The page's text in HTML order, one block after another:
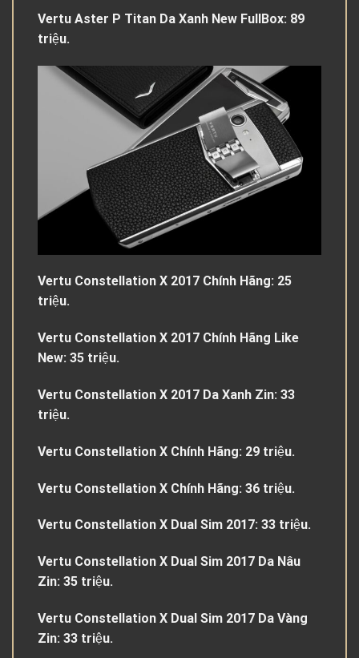
Vertu Aster P Titan Da Xanh New FullBox: 89
triệu.
Vertu Constellation X 2017 Chính Hãng: 25
triệu.
Vertu Constellation X 2017 Chính Hãng Like
New: 35 triệu.
Vertu Constellation X 2017 Da Xanh Zin: 33
triệu.
Vertu Constellation X Chính Hãng: 29 triệu.
Vertu Constellation X Chính Hãng: 36 triệu.
Vertu Constellation X Dual Sim 2017: 33 triệu.
Vertu Constellation X Dual Sim 2017 Da Nâu
Zin: 35 triệu.
Vertu Constellation X Dual Sim 2017 Da Vàng
Zin: 33 triệu.